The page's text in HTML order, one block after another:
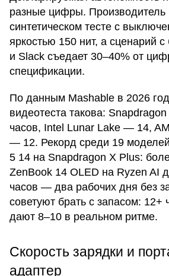
разные цифры. Производитель
синтетическом тесте с
яркостью 150 нит, а сценарий
и Slack съедает 30–40% от
спецификации.
По данным Mashable в 2026
видеотеста такова:
часов, Intel Lunar Lake — 14,
— 12. Рекорд среди 19
5 14 на Snapdragon X Plus:
ZenBook 14 OLED на Ryzen AI
часов — два рабочих дня без
советуют брать с запасом: 12+
дают 8–10 в реальном ритме.
Скорость зарядки и
адаптер